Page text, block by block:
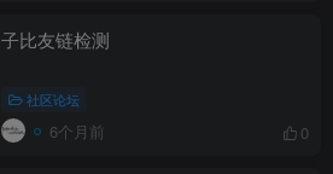
子比友链检测
社区论坛
6个月前 0